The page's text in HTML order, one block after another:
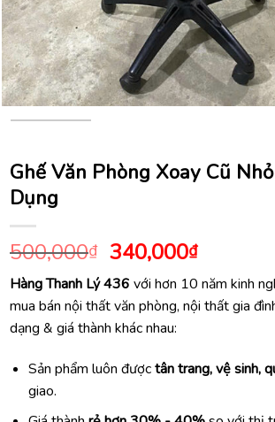
Ghế Văn Phòng Xoay Cũ
Dụng
500,000₫ Giá
gốc
là:
500,000₫.
340,000₫Giá
hiện
tại
là:
Hàng Thanh Lý 436 với hơn 10 năm kinh
mua bán nội thất văn phòng, nội thất gia
dạng & giá thành khác nhau:
Sản phẩm luôn đượctân trang, vệ sinh,
giao.